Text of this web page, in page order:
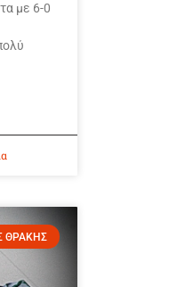
με 6-0
ΘΡΑΚΗΣ